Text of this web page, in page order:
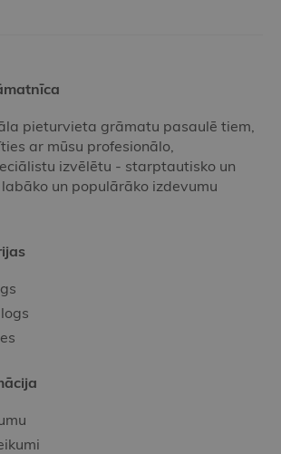
pieturvieta grāmatu pasaulē tiem,
ar mūsu profesionālo,
izvēlētu - starptautisko un
un populārāko izdevumu